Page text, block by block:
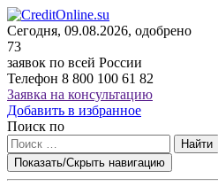
Сегодня, 09.08.2026, одобрено
73
заявок по всей России
Телефон 8 800 100 61 82
Заявка на консультацию
Добавить в избранное
Поиск по
Найти
Показать/Скрыть навигацию